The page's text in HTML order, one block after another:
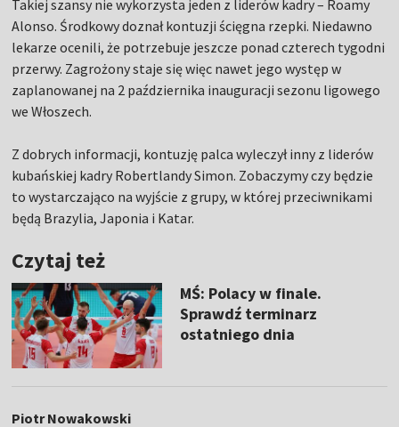
Takiej szansy nie wykorzysta jeden z liderów kadry – Roamy
Alonso. Środkowy doznał kontuzji ścięgna rzepki. Niedawno
lekarze ocenili, że potrzebuje jeszcze ponad czterech tygodni
przerwy. Zagrożony staje się więc nawet jego występ w
zaplanowanej na 2 października inauguracji sezonu ligowego
we Włoszech.
Z dobrych informacji, kontuzję palca wyleczył inny z liderów
kubańskiej kadry Robertlandy Simon. Zobaczymy czy będzie
to wystarczająco na wyjście z grupy, w której przeciwnikami
będą Brazylia, Japonia i Katar.
Czytaj też
MŚ: Polacy w finale.
Sprawdź terminarz
ostatniego dnia
Piotr Nowakowski